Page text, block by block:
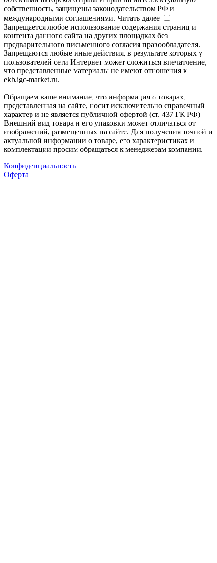
собственность, защищены законодательством РФ и
международными соглашениями. Читать далее
Запрещается любое использование содержания страниц и
контента данного сайта на других площадках без
предварительного письменного согласия правообладателя.
Запрещаются любые иные действия, в результате которых у
пользователей сети Интернет может сложиться впечатление,
что представленные материалы не имеют отношения к
ekb.igc-market.ru.
Обращаем ваше внимание, что информация о товарах,
представленная на сайте, носит исключительно справочный
характер и не является публичной офертой (ст. 437 ГК РФ).
Внешний вид товара и его упаковки может отличаться от
изображений, размещенных на сайте. Для получения точной и
актуальной информации о товаре, его характеристиках и
комплектации просим обращаться к менеджерам компании.
Конфиденциальность
Оферта